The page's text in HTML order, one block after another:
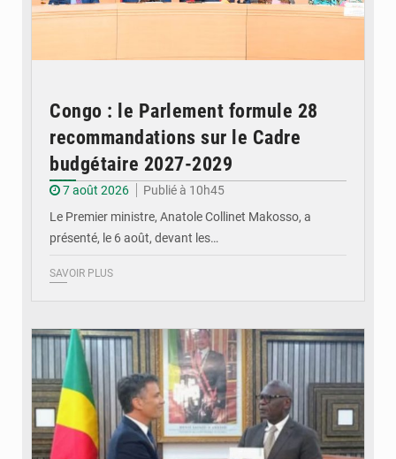
Congo : le Parlement formule 28
recommandations sur le Cadre
budgétaire 2027-2029
7 août 2026
Publié à 10h45
Le Premier ministre, Anatole Collinet Makosso, a
présenté, le 6 août, devant les…
SAVOIR PLUS